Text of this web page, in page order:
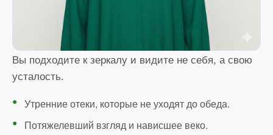
Вы подходите к зеркалу и видите не себя, а свою
усталость.
Утренние отеки, которые не уходят до обеда.
Потяжелевший взгляд и нависшее веко.